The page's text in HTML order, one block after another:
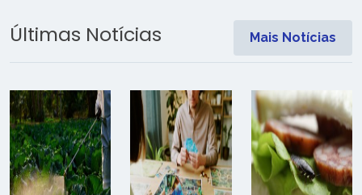
Últimas Notícias Mais Notícias